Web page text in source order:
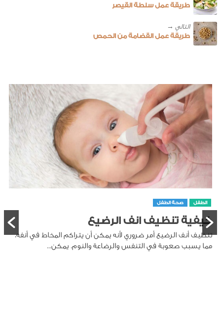
طريقة عمل سلطة القيصر
طريقة عمل القضامة من الحمص
الطفل صحة الطفل
كيفية تنظيف انف الرضيع
تنظيف أنف الرضيع أمر ضروري لأنه يمكن أن يتراكم المخاط في أنفه،
مما يسبب صعوبة في التنفس والرضاعة والنوم. يمكن...